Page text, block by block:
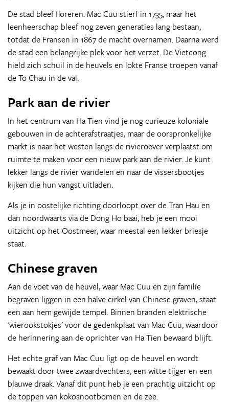
De stad bleef floreren. Mac Cuu stierf in 1735, maar het
leenheerschap bleef nog zeven generaties lang bestaan,
totdat de Fransen in 1867 de macht overnamen. Daarna werd
de stad een belangrijke plek voor het verzet. De Vietcong
hield zich schuil in de heuvels en lokte Franse troepen vanaf
de To Chau in de val.
Park aan de rivier
In het centrum van Ha Tien vind je nog curieuze koloniale
gebouwen in de achterafstraatjes, maar de oorspronkelijke
markt is naar het westen langs de rivieroever verplaatst om
ruimte te maken voor een nieuw park aan de rivier. Je kunt
lekker langs de rivier wandelen en naar de vissersbootjes
kijken die hun vangst uitladen.
Als je in oostelijke richting doorloopt over de Tran Hau en
dan noordwaarts via de Dong Ho baai, heb je een mooi
uitzicht op het Oostmeer, waar meestal een lekker briesje
staat.
Chinese graven
Aan de voet van de heuvel, waar Mac Cuu en zijn familie
begraven liggen in een halve cirkel van Chinese graven, staat
een aan hem gewijde tempel. Binnen branden elektrische
'wierookstokjes' voor de gedenkplaat van Mac Cuu, waardoor
de herinnering aan de oprichter van Ha Tien bewaard blijft.
Het echte graf van Mac Cuu ligt op de heuvel en wordt
bewaakt door twee zwaardvechters, een witte tijger en een
blauwe draak. Vanaf dit punt heb je een prachtig uitzicht op
de toppen van kokosnootbomen en de zee.